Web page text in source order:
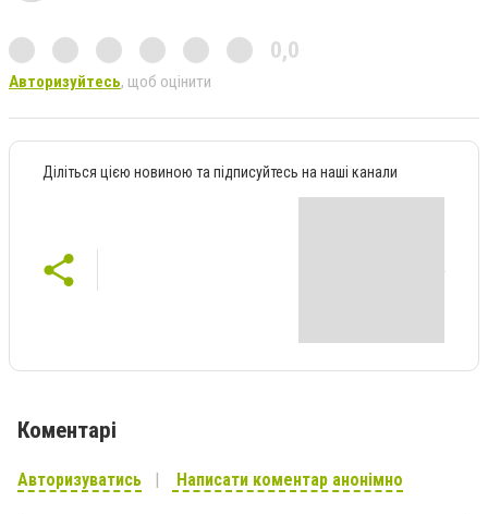
0,0
Авторизуйтесь, щоб оцінити
Діліться цією новиною та підписуйтесь на наші канали
Коментарі
Авторизуватись Написати коментар анонімно